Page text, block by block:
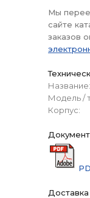
Мы
сайте
заказов
Название:
Модель /
Корпус: